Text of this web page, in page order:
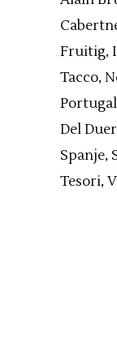
Fruitig
Tacco
Portugal
Del
Spanje
Tesori